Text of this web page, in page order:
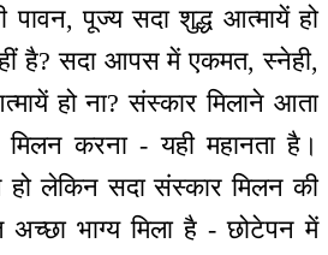
पूज्य सदा शुद्ध आत्मायें हो
है? सदा आपस में एकमत, स्नेही,
हो ना? संस्कार मिलाने आता
करना - यही महानता है।
लेकिन सदा संस्कार मिलन की
भाग्य मिला है - छोटेपन में